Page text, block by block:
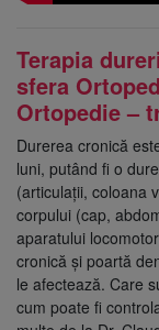
Terapia
sfera
Ortopedie –
Durerea cronică
luni, putând fi o
(articulații, coloana
corpului (cap,
aparatului
cronică și poartă
le afectează. Care
cum poate fi